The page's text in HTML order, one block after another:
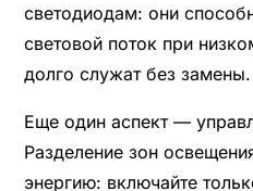
светодиодам: они
световой поток при
долго служат без замены.
Еще один аспект —
Разделение зон
энергию: включайте